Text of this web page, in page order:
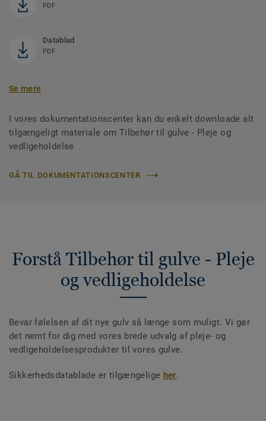
PDF
Datablad
PDF
Se mere
I vores dokumentationscenter kan du enkelt downloade alt
tilgængeligt materiale om Tilbehør til gulve - Pleje og
vedligeholdelse
GÅ TIL DOKUMENTATIONSCENTER
Forstå Tilbehør til gulve - Pleje
og vedligeholdelse
Bevar følelsen af dit nye gulv så længe som muligt. Vi gør
det nemt for dig med vores brede udvalg af pleje- og
vedligeholdelsesprodukter til vores gulve.
Sikkerhedsdatablade er tilgængelige her.